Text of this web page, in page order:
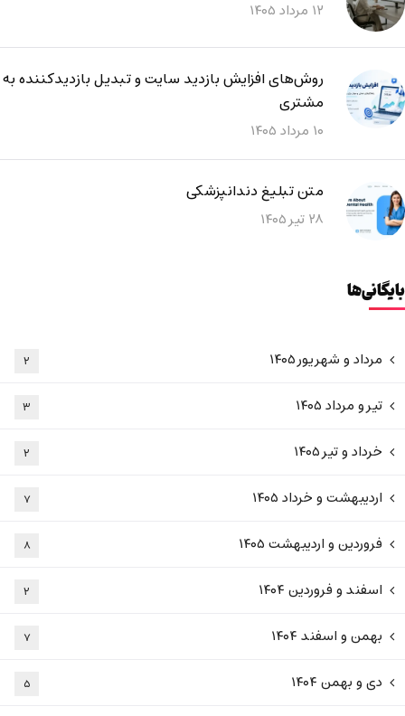
۱۲ مرداد ۱۴۰۵
روش‌های افزایش بازدید سایت و تبدیل بازدیدکننده به
مشتری
۱۰ مرداد ۱۴۰۵
متن تبلیغ دندانپزشکی
۲۸ تیر ۱۴۰۵
بایگانی‌ها
مرداد و شهریور ۱۴۰۵ ۲
تیر و مرداد ۱۴۰۵ ۳
خرداد و تیر ۱۴۰۵ ۲
اردیبهشت و خرداد ۱۴۰۵ ۷
فروردین و اردیبهشت ۱۴۰۵ ۸
اسفند و فروردین ۱۴۰۴ ۲
بهمن و اسفند ۱۴۰۴ ۷
دی و بهمن ۱۴۰۴ ۵